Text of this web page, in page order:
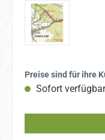
Preise sind für ihre
Sofort